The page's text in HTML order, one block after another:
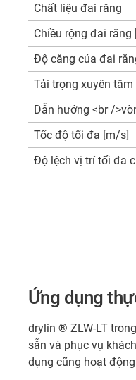
Chất liệu đai răng
Chiều rộng đai răng
Độ căng của đai
Tải trọng xuyên tâm
Dẫn hướng <br /
Tốc độ tối đa [m/s]
Độ lệch vị trí tối đa
Ứng dụng
drylin ® ZLW-LT
sẵn và phục vụ
dụng cũng hoạt